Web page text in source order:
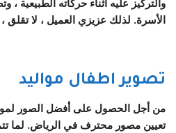
الأسرة. لذلك عزيزي العميل ، لا
تصوير اطفال مواليد
من أجل الحصول على أفضل الصور
تعيين مصور محترف في الرياض. لما